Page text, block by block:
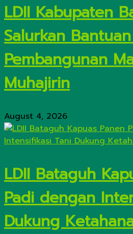
LDII Kabupaten
Salurkan
Pembangunan
Muhajirin
August 4, 2026
LDII Bataguh
Padi dengan
Dukung